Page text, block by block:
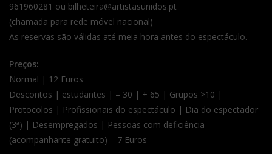
961960281 ou bilheteira@artistasunidos.pt
(chamada para rede móvel nacional)
As reservas são válidas até meia hora antes do espectáculo.
Preços:
Normal | 12 Euros
Descontos | estudantes | – 30 | + 65 | Grupos >10 |
Protocolos | Profissionais do espectáculo | Dia do espectador
(3ª) | Desempregados | Pessoas com deficiência
(acompanhante gratuito) – 7 Euros